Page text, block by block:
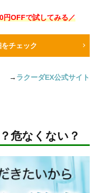
円OFFで試してみる／
チェック
→ ラクーダEX公式サイト
危なくない？